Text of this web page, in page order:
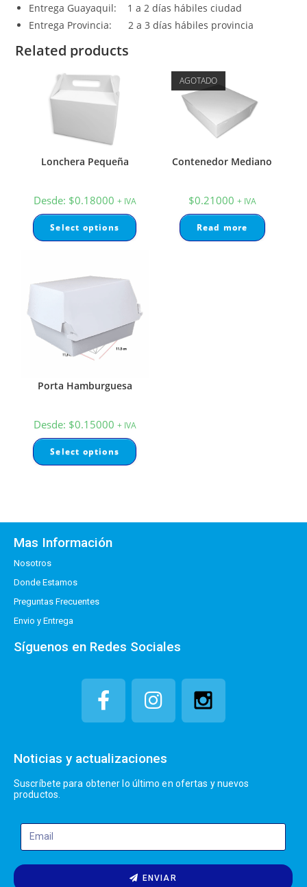
Entrega Guayaquil: 1 a 2 días hábiles ciudad
Entrega Provincia: 2 a 3 días hábiles provincia
Related products
Lonchera Pequeña
Desde: $0.18000 + IVA
Select options
AGOTADO
Contenedor Mediano
$0.21000 + IVA
Read more
Porta Hamburguesa
Desde: $0.15000 + IVA
Select options
Mas Información
Nosotros
Donde Estamos
Preguntas Frecuentes
Envio y Entrega
Síguenos en Redes Sociales
Noticias y actualizaciones
Suscríbete para obtener lo último en ofertas y nuevos
productos.
ENVIAR